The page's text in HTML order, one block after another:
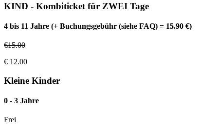
KIND - Kombiticket für ZWEI Tage
4 bis 11 Jahre (+ Buchungsgebühr (siehe FAQ) = 15.90 €)
€15.00
€ 12.00
Kleine Kinder
0 - 3 Jahre
Frei